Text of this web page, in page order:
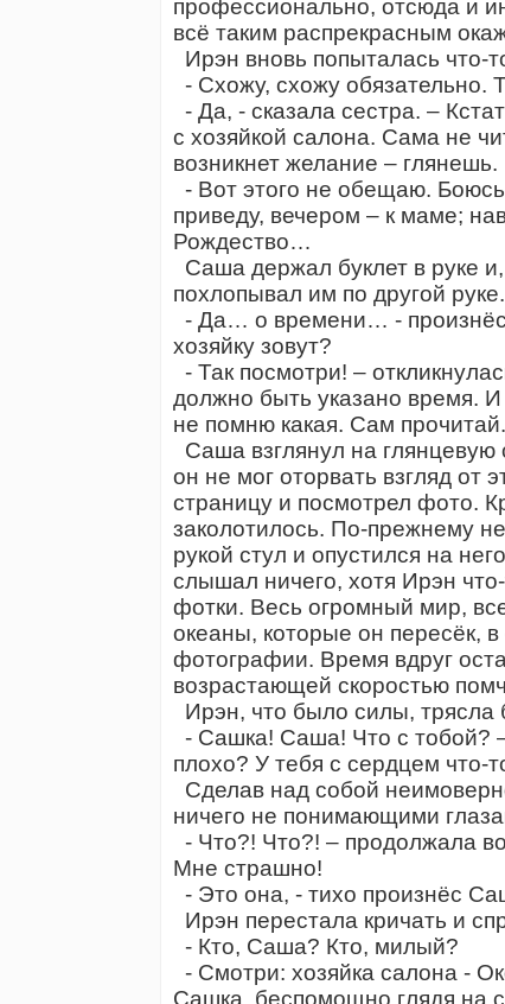
профессионально, отсюда и
всё таким распрекрасным
Ирэн вновь попыталась что-
- Схожу, схожу обязательно.
- Да, - сказала сестра. –
с хозяйкой салона. Сама не
возникнет желание – глянешь.
- Вот этого не обещаю.
приведу, вечером – к маме;
Рождество…
Саша держал буклет в руке
похлопывал им по другой руке.
- Да… о времени… - произнёс
хозяйку зовут?
- Так посмотри! –
должно быть указано время.
не помню какая. Сам прочитай.
Саша взглянул на глянцевую
он не мог оторвать взгляд
страницу и посмотрел фото.
заколотилось. По-прежнему
рукой стул и опустился на
слышал ничего, хотя Ирэн
фотки. Весь огромный мир,
океаны, которые он пересёк,
фотографии. Время вдруг
возрастающей скоростью
Ирэн, что было силы, трясла
- Сашка! Саша! Что с тобой?
плохо? У тебя с сердцем что-
Сделав над собой
ничего не понимающими
- Что?! Что?! – продолжала
Мне страшно!
- Это она, - тихо произнёс
Ирэн перестала кричать и
- Кто, Саша? Кто, милый?
- Смотри: хозяйка салона -
Сашка, беспомощно глядя на